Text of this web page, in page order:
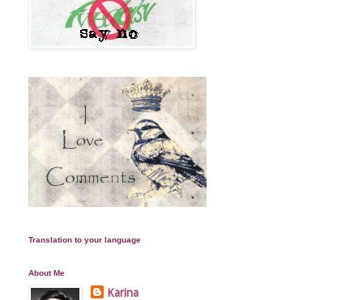
Translation to your language
About Me
Karina